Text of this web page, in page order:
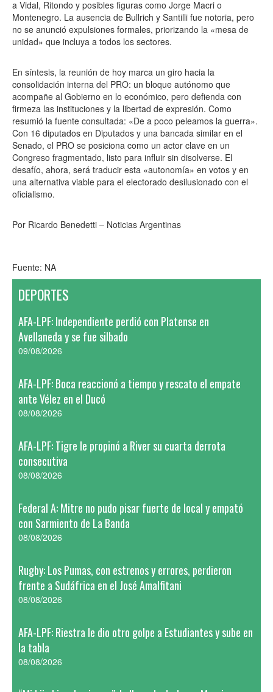
a Vidal, Ritondo y posibles figuras como Jorge Macri o
Montenegro. La ausencia de Bullrich y Santilli fue notoria, pero
no se anunció expulsiones formales, priorizando la «mesa de
unidad» que incluya a todos los sectores.
En síntesis, la reunión de hoy marca un giro hacia la
consolidación interna del PRO: un bloque autónomo que
acompañe al Gobierno en lo económico, pero defienda con
firmeza las instituciones y la libertad de expresión. Como
resumió la fuente consultada: «De a poco peleamos la guerra».
Con 16 diputados en Diputados y una bancada similar en el
Senado, el PRO se posiciona como un actor clave en un
Congreso fragmentado, listo para influir sin disolverse. El
desafío, ahora, será traducir esta «autonomía» en votos y en
una alternativa viable para el electorado desilusionado con el
oficialismo.
Por Ricardo Benedetti – Noticias Argentinas
Fuente: NA
DEPORTES
AFA-LPF: Independiente perdió con Platense en
Avellaneda y se fue silbado
09/08/2026
AFA-LPF: Boca reaccionó a tiempo y rescato el empate
ante Vélez en el Ducó
08/08/2026
AFA-LPF: Tigre le propinó a River su cuarta derrota
consecutiva
08/08/2026
Federal A: Mitre no pudo pisar fuerte de local y empató
con Sarmiento de La Banda
08/08/2026
Rugby: Los Pumas, con estrenos y errores, perdieron
frente a Sudáfrica en el José Amalfitani
08/08/2026
AFA-LPF: Riestra le dio otro golpe a Estudiantes y sube en
la tabla
08/08/2026